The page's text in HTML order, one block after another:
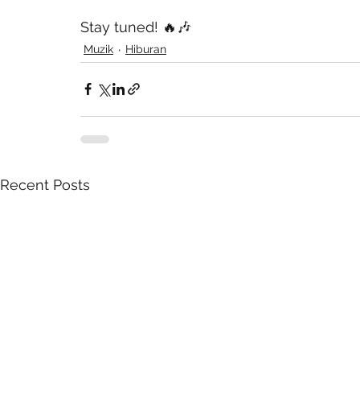
Stay tuned! 🔥🎶
Muzik Hiburan
Recent Posts